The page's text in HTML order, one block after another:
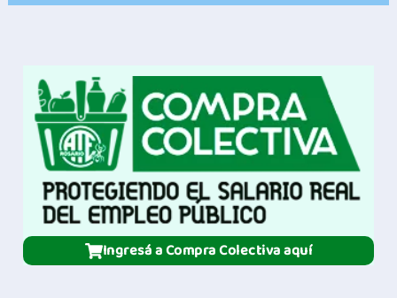
Ingresá a Compra Colectiva aquí